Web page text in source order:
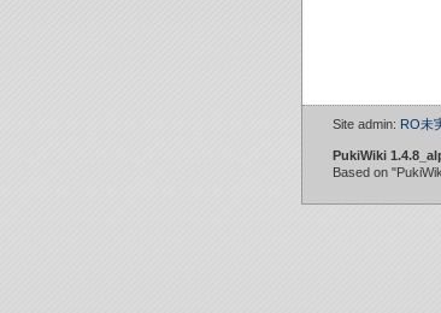
Site admin: RO未
PukiWiki
Based on